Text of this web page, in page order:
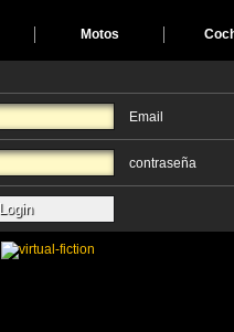
Motos
Email
contraseña